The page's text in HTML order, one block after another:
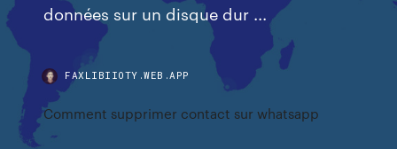
données sur un disque dur ...
FAXLIBIIOTY.WEB.APP
Comment supprimer contact sur whatsapp